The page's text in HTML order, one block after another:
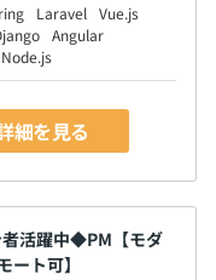
Laravel Vue.js
Angular
Node.js
細を見る
活躍中◆PM【モダ
ト可】